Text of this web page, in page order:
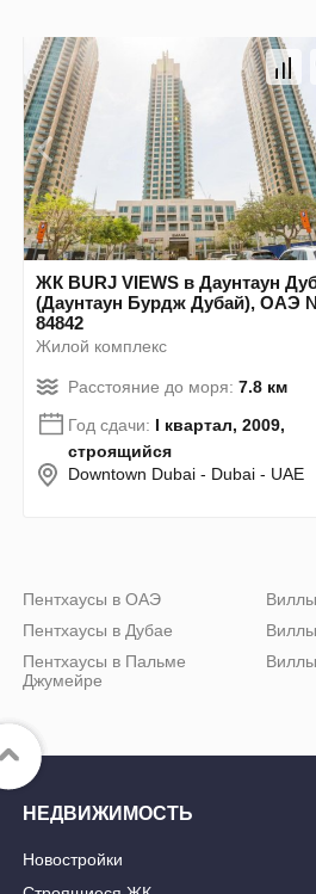
ЖК BURJ VIEWS в Даунтаун
(Даунтаун Бурдж Дубай), ОАЭ
84842
Жилой комплекс
Расстояние до моря: 7.8 км
Год сдачи: I квартал, 2009,
строящийся
Downtown Dubai - Dubai - UAE
Пентхаусы в ОАЭ
Пентхаусы в Дубае
Пентхаусы в Пальме
Джумейре
НЕДВИЖИМОСТЬ
Новостройки